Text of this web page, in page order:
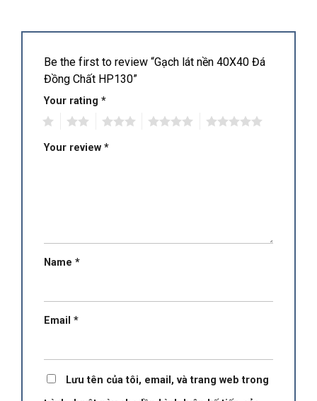
Be the first to review “Gạch lát nền 40X40 Đá
Đồng Chất HP130”
Your rating *
Your review *
Name *
Email *
Lưu tên của tôi, email, và trang web trong